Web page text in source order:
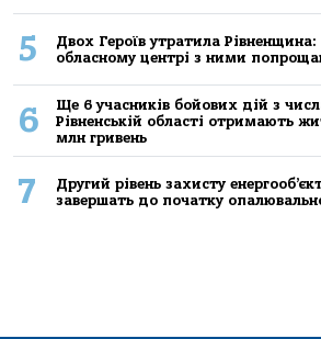
5
Двох Героїв утратила Рівненщина:
обласному центрі з ними
6
Ще 6 учасників бойових дій з
Рівненській області отримають
млн гривень
7
Другий рівень захисту
завершать до початку